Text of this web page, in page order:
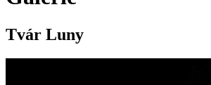
Tvár Luny